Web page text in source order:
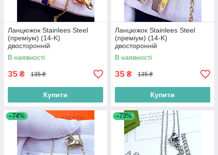
Ланцюжок Stainlees Steel
(преміум) (14-K)
двосторонній
В наявності
35 ₴ 135 ₴
Купити
Ланцюжок Stainlees Steel
(преміум) (14-K)
двосторонній
В наявності
35 ₴ 135 ₴
Купити
–74% –73%